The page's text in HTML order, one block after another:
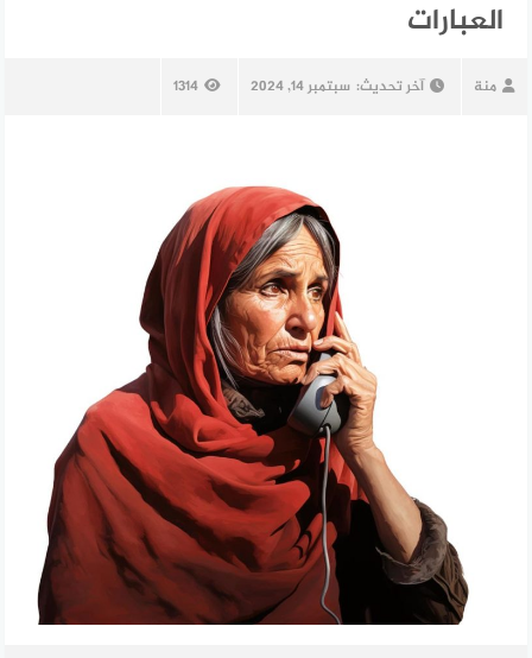
العبارات
منة آخر تحديث: سبتمبر 14, 2024 1314